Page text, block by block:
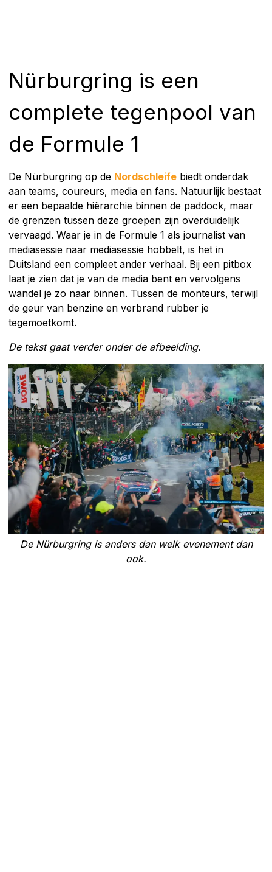
Nürburgring is een
complete tegenpool van
de Formule 1
De Nürburgring op de Nordschleife biedt onderdak
aan teams, coureurs, media en fans. Natuurlijk bestaat
er een bepaalde hiërarchie binnen de paddock, maar
de grenzen tussen deze groepen zijn overduidelijk
vervaagd. Waar je in de Formule 1 als journalist van
mediasessie naar mediasessie hobbelt, is het in
Duitsland een compleet ander verhaal. Bij een pitbox
laat je zien dat je van de media bent en vervolgens
wandel je zo naar binnen. Tussen de monteurs, terwijl
de geur van benzine en verbrand rubber je
tegemoetkomt.
De tekst gaat verder onder de afbeelding.
De Nürburgring is anders dan welk evenement dan
ook.